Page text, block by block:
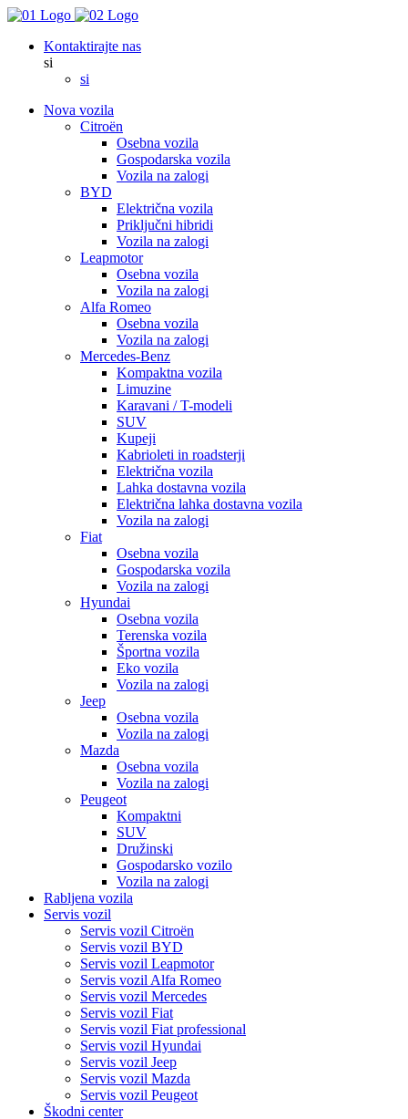
Kontaktirajte nas
si
si
Nova vozila
Citroën
Osebna vozila
Gospodarska vozila
Vozila na zalogi
BYD
Električna vozila
Priključni hibridi
Vozila na zalogi
Leapmotor
Osebna vozila
Vozila na zalogi
Alfa Romeo
Osebna vozila
Vozila na zalogi
Mercedes-Benz
Kompaktna vozila
Limuzine
Karavani / T-modeli
SUV
Kupeji
Kabrioleti in roadsterji
Električna vozila
Lahka dostavna vozila
Električna lahka dostavna vozila
Vozila na zalogi
Fiat
Osebna vozila
Gospodarska vozila
Vozila na zalogi
Hyundai
Osebna vozila
Terenska vozila
Športna vozila
Eko vozila
Vozila na zalogi
Jeep
Osebna vozila
Vozila na zalogi
Mazda
Osebna vozila
Vozila na zalogi
Peugeot
Kompaktni
SUV
Družinski
Gospodarsko vozilo
Vozila na zalogi
Rabljena vozila
Servis vozil
Servis vozil Citroën
Servis vozil BYD
Servis vozil Leapmotor
Servis vozil Alfa Romeo
Servis vozil Mercedes
Servis vozil Fiat
Servis vozil Fiat professional
Servis vozil Hyundai
Servis vozil Jeep
Servis vozil Mazda
Servis vozil Peugeot
Škodni center